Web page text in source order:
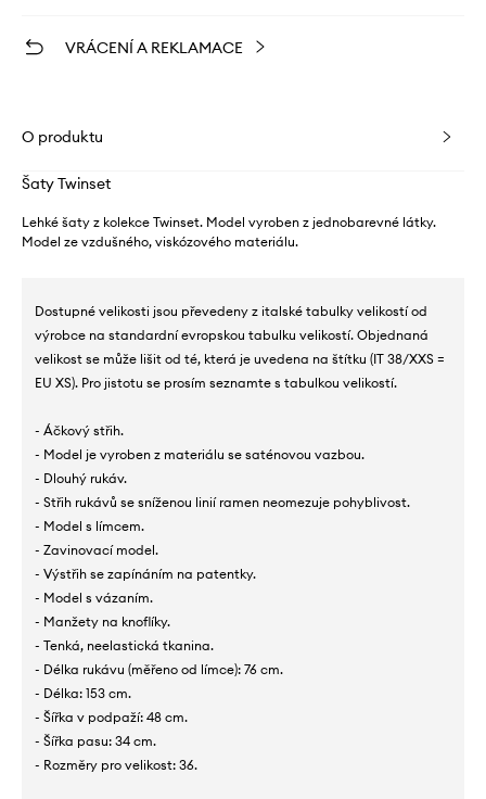
VRÁCENÍ A REKLAMACE
O produktu
Šaty Twinset
Lehké šaty z kolekce Twinset. Model vyroben z jednobarevné látky.
Model ze vzdušného, ​​viskózového materiálu.
Dostupné velikosti jsou převedeny z italské tabulky velikostí od
výrobce na standardní evropskou tabulku velikostí. Objednaná
velikost se může lišit od té, která je uvedena na štítku (IT 38/XXS =
EU XS). Pro jistotu se prosím seznamte s tabulkou velikostí.
- Áčkový střih.
- Model je vyroben z materiálu se saténovou vazbou.
- Dlouhý rukáv.
- Střih rukávů se sníženou linií ramen neomezuje pohyblivost.
- Model s límcem.
- Zavinovací model.
- Výstřih se zapínáním na patentky.
- Model s vázaním.
- Manžety na knoflíky.
- Tenká, neelastická tkanina.
- Délka rukávu (měřeno od límce): 76 cm.
- Délka: 153 cm.
- Šířka v podpaží: 48 cm.
- Šířka pasu: 34 cm.
- Rozměry pro velikost: 36.